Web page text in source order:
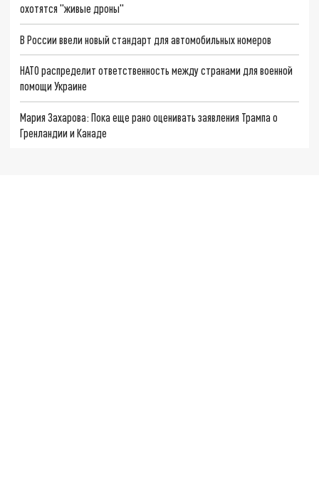
охотятся "живые дроны"
В России ввели новый стандарт для автомобильных номеров
НАТО распределит ответственность между странами для военной
помощи Украине
Мария Захарова: Пока еще рано оценивать заявления Трампа о
Гренландии и Канаде